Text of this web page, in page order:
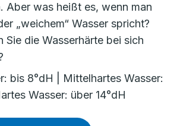
Aber was heißt es, wenn man
„weichem“ Wasser spricht?
Sie die Wasserhärte bei sich
bis 8°dH | Mittelhartes Wasser:
Wasser: über 14°dH